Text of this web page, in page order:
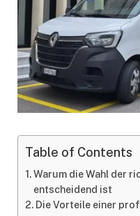
Table of Contents
Warum die Wahl der
entscheidend ist
Die Vorteile einer